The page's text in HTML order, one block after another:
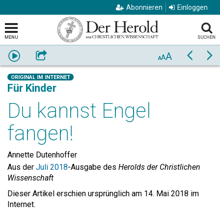
Abonnieren Einloggen
MENU SUCHEN
AnhörenWeiterempfehlen AAA Zurück
ORIGINAL IM INTERNET
Für Kinder
Du kannst Engel
fangen!
Annette Dutenhoffer
Aus der Juli 2018-Ausgabe des Herolds der Christlichen
Wissenschaft
Dieser Artikel erschien ursprünglich am 14. Mai 2018 im
Internet.